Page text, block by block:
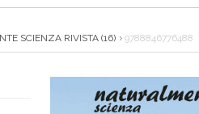
SCIENZA RIVISTA (16) 9788846776488